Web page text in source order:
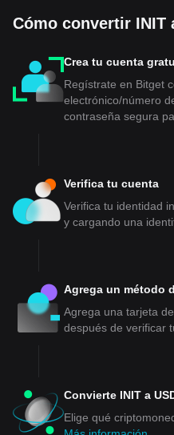
Cómo convertir INIT
Crea tu cuenta
Regístrate en Bitget
electrónico/número
contraseña segura
Verifica tu cuenta
Verifica tu identidad
y cargando una
Agrega un método
Agrega una tarjeta
después de verificar
Convierte INIT a
Elige qué